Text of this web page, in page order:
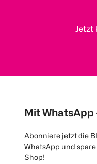
Jetzt
Mit WhatsApp
Abonniere jetzt die
WhatsApp und spare
Shop!